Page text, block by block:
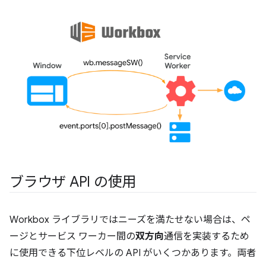
ブラウザ API の使用
Workbox ライブラリではニーズを満たせない場合は、ペ
ージとサービス ワーカー間の双方向通信を実装するため
に使用できる下位レベルの API がいくつかあります。両者